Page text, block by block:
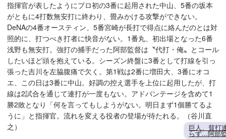
指揮官が表したようにプロ初の3番に起用された中山、5番の坂本
がともに4打数無安打に終わり、畳みかける攻撃ができない。
DeNAの4番オースティン、5番宮崎が長打で得点に絡んだのとは対
照的に、打つべき打者に快音がない。1番丸、初出場となった6番
浅野も無安打。強打の捕手だった阿部監督は〝代打・俺〟とコール
したいほど頭を抱えている。シーズン終盤に3番として打線を引っ
張った吉川を左脇腹痛で欠く。第1戦は2番に増田大、3番にオコ
エ、この日は3番に中山。好調の控え選手を上位に起用したが、打
線は2試合を通じて連打が一度もない。アドバンテージを含めて1
勝2敗となり「何を言ってもしようがない。明日まず1個勝てるよ
うに」と指揮官。流れを変える役者の登場が待たれる。（谷川直
之）
巨人、貧打
らず...阿部